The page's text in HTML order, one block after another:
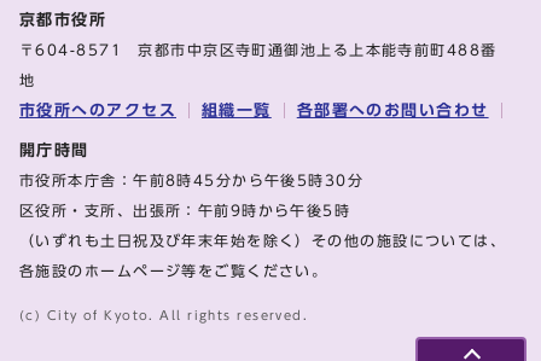
京都市役所
〒604-8571 京都市中京区寺町通御池上る上本能寺前町488番
地
市役所へのアクセス 組織一覧 各部署へのお問い合わせ
開庁時間
市役所本庁舎：午前8時45分から午後5時30分
区役所・支所、出張所：午前9時から午後5時
（いずれも土日祝及び年末年始を除く）その他の施設については、
各施設のホームページ等をご覧ください。
(c) City of Kyoto. All rights reserved.